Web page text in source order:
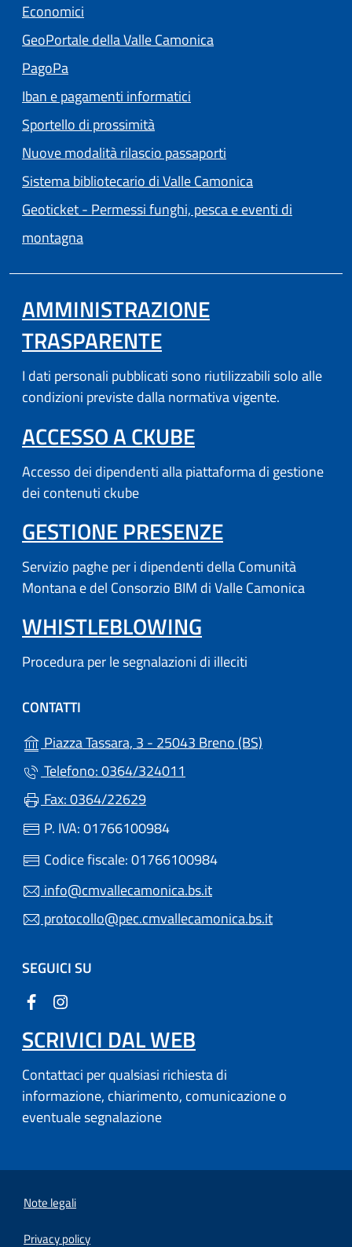
Economici
GeoPortale della Valle Camonica
PagoPa
Iban e pagamenti informatici
Sportello di prossimità
Nuove modalità rilascio passaporti
Sistema bibliotecario di Valle Camonica
Geoticket - Permessi funghi, pesca e eventi di
montagna
AMMINISTRAZIONE
TRASPARENTE
I dati personali pubblicati sono riutilizzabili solo alle
condizioni previste dalla normativa vigente.
ACCESSO A CKUBE(APRE IN
Accesso dei dipendenti alla piattaforma di gestione
dei contenuti ckube
GESTIONE PRESENZE(APRE IN
Servizio paghe per i dipendenti della Comunità
Montana e del Consorzio BIM di Valle Camonica
WHISTLEBLOWING
Procedura per le segnalazioni di illeciti
CONTATTI
Piazza Tassara, 3 - 25043 Breno (BS)
Telefono: 0364/324011
Fax: 0364/22629
P. IVA: 01766100984
Codice fiscale: 01766100984
info@cmvallecamonica.bs.it
protocollo@pec.cmvallecamonica.bs.it
SEGUICI SU
SCRIVICI DAL WEB
Contattaci per qualsiasi richiesta di
informazione, chiarimento, comunicazione o
eventuale segnalazione
Note legali
Privacy policy